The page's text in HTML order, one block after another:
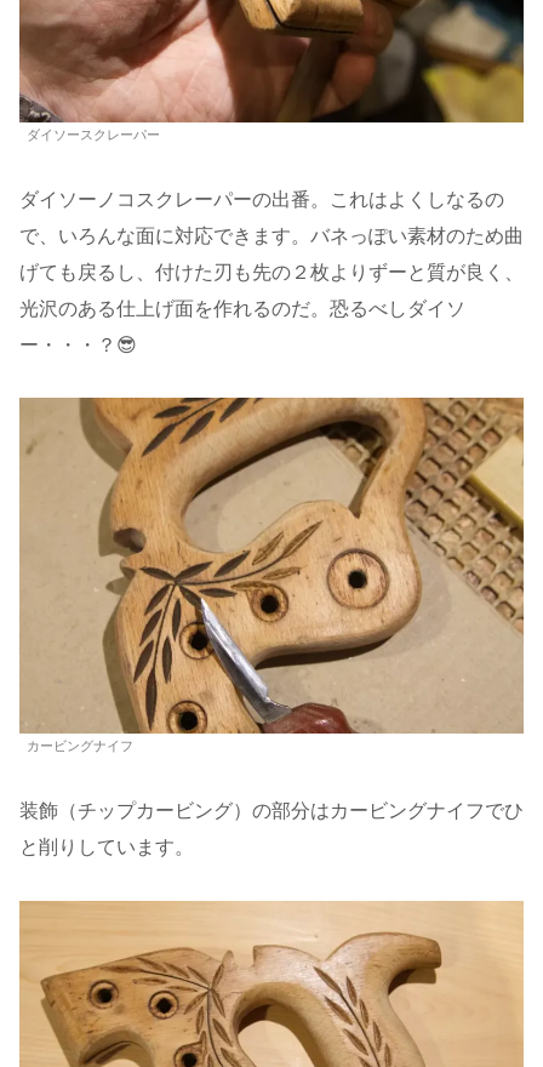
ダイソースクレーパー
ダイソーノコスクレーパーの出番。これはよくしなるの
で、いろんな面に対応できます。バネっぽい素材のため曲
げても戻るし、付けた刃も先の２枚よりずーと質が良く、
光沢のある仕上げ面を作れるのだ。恐るべしダイソ
ー・・・？😎
カービングナイフ
装飾（チップカービング）の部分はカービングナイフでひ
と削りしています。